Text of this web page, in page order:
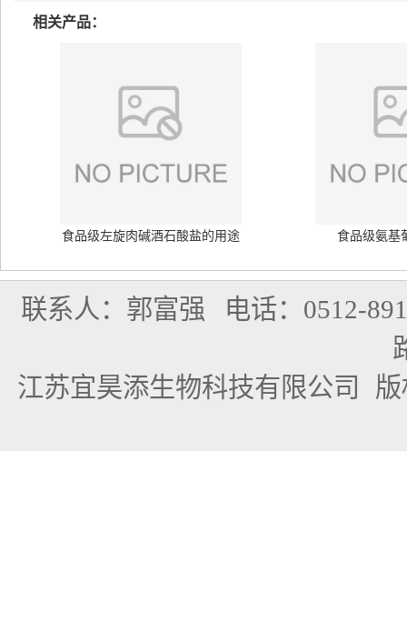
相关产品：
食品级左旋肉碱酒石酸盐的用途 食品级氨基
联系人：郭富强 电话：0512-
江苏宜昊添生物科技有限公司